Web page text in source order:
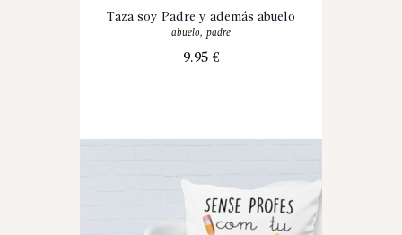
Taza soy Padre y además abuelo
abuelo, padre
9.95 €